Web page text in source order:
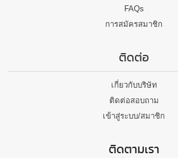
FAQs
การสมัครสมาชิก
ติดต่อ
เกี่ยวกับบริษัท
ติดต่อสอบถาม
เข้าสู่ระบบ/สมาชิก
ติดตามเรา